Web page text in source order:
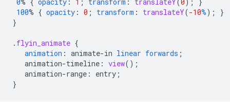
100% { opacity : 0 ; transform : translateY(-10%);
}
}
. flyin_animate {
animation : animate-in linear forwards ;
animation-timeline : view();
animation-range : entry ;
}